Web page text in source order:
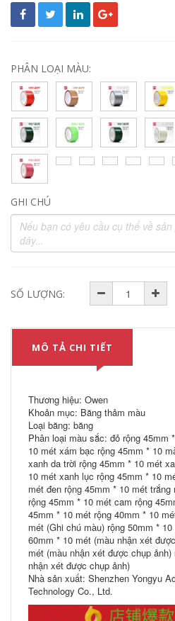
PHÂN LOẠI MÀU:
GHI CHÚ
SỐ LƯỢNG:
MÔ TẢ CHI TIẾT
Thương hiệu: Owen
Khoản mục: Băng thảm màu
Loại băng: băng
Phân loại màu sắc: đỏ rộng 45mm
10 mét xám bạc rộng 45mm * 10
xanh da trời rộng 45mm * 10 mét
10 mét xanh lục rộng 45mm * 10
mét đen rộng 45mm * 10 mét
rộng 45mm * 10 mét cam rộng
45mm * 10 mét rộng 40mm * 10
mét (Ghi chú màu) rộng 50mm *
60mm * 10 mét (màu nhận xét
mét (màu nhận xét được chụp
nhận xét được chụp ảnh)
Nhà sản xuất: Shenzhen Yongyu
Technology Co., Ltd.